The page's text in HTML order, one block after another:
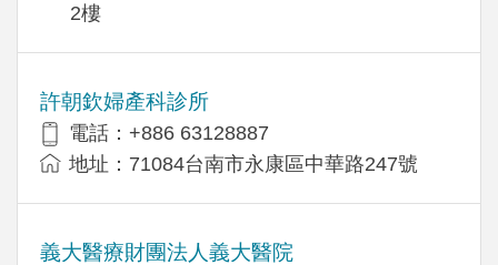
2樓
許朝欽婦產科診所
電話：+886 63128887
地址：71084台南市永康區中華路247號
義大醫療財團法人義大醫院